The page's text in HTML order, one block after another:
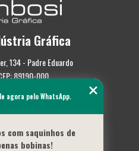
Gráfica
134 - Padre Eduardo
89190-000
0587
agora pelo WhatsApp.
com saquinhos de
bobinas!